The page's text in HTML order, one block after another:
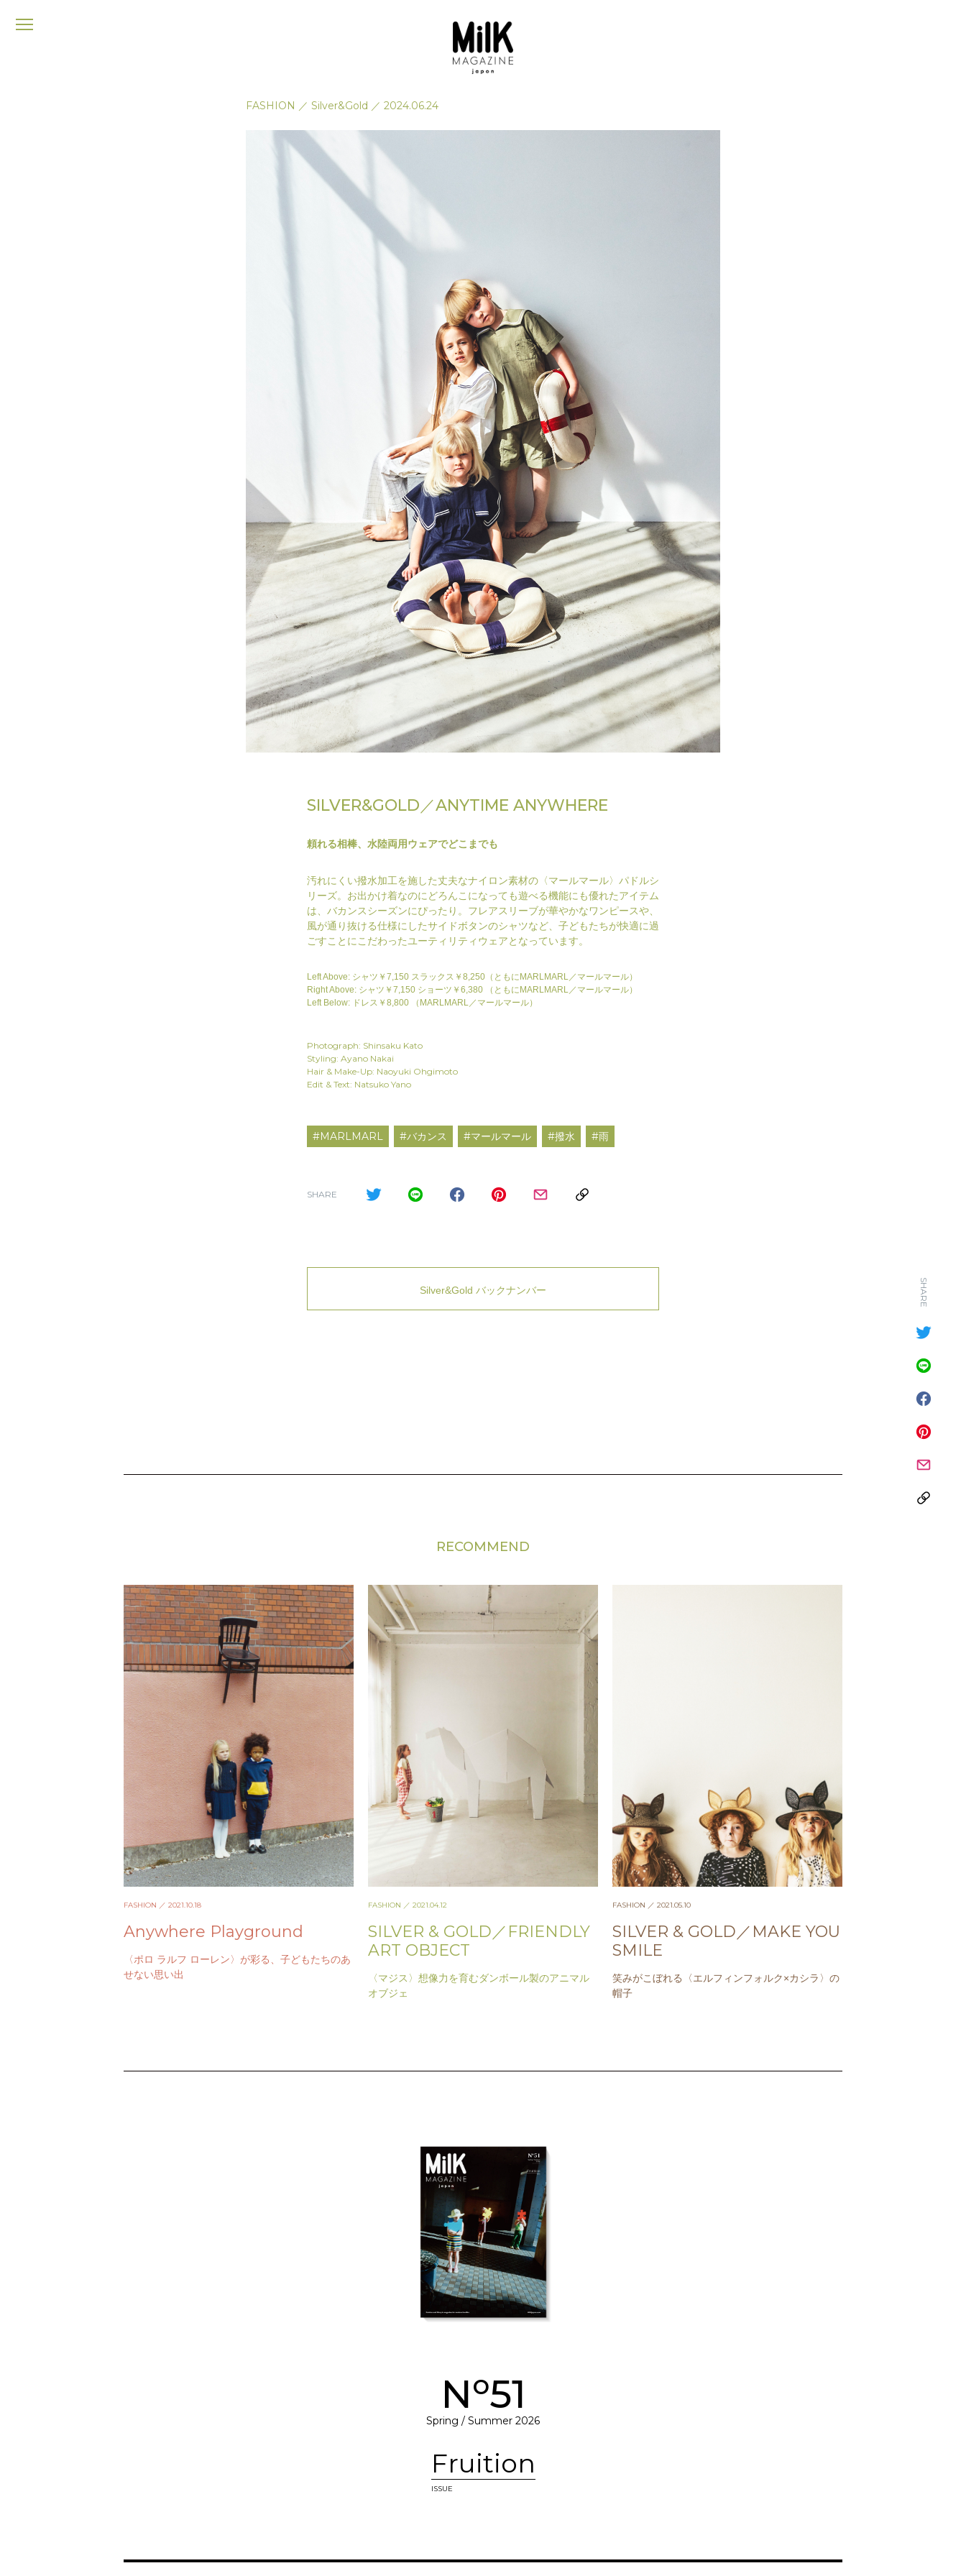
メ
FASHION ／ Silver&Gold ／ 2024.06.24
SILVER&GOLD／ANYTIME ANYWHERE
頼れる相棒、水陸両用ウェアでどこまでも
汚れにくい撥水加工を施した丈夫なナイロン素材の〈マールマール〉パドルシ
リーズ。お出かけ着なのにどろんこになっても遊べる機能にも優れたアイテム
は、バカンスシーズンにぴったり。フレアスリーブが華やかなワンピースや、
風が通り抜ける仕様にしたサイドボタンのシャツなど、子どもたちが快適に過
ごすことにこだわったユーティリティウェアとなっています。
Left Above: シャツ￥7,150 スラックス￥8,250（ともにMARLMARL／マールマール）
Right Above: シャツ￥7,150 ショーツ￥6,380 （ともにMARLMARL／マールマール）
Left Below: ドレス￥8,800 （MARLMARL／マールマール）
Photograph: Shinsaku Kato
Styling: Ayano Nakai
Hair & Make-Up: Naoyuki Ohgimoto
Edit & Text: Natsuko Yano
#MARLMARL #バカンス #マールマール #撥水 #雨
SHARE
Silver&Gold バックナンバー
RECOMMEND
FASHION ／ 2021.10.18
Anywhere Playground
〈ポロ ラルフ ローレン〉が彩る、子どもたちのあ
せない思い出
FASHION ／ 2021.04.12
SILVER & GOLD／FRIENDLY
ART OBJECT
〈マジス〉想像力を育むダンボール製のアニマル
オブジェ
FASHION ／ 2021.05.10
SILVER & GOLD／MAKE YOU
SMILE
笑みがこぼれる〈エルフィンフォルク×カシラ〉の
帽子
SHARE
No51
Spring / Summer 2026
Fruition
ISSUE